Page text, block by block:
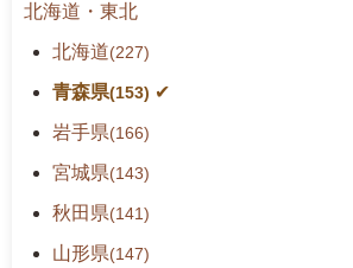
北海道・東北
北海道(227)
青森県(153)
岩手県(166)
宮城県(143)
秋田県(141)
山形県(147)